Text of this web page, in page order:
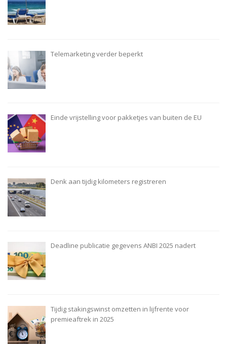
Telemarketing verder beperkt
Einde vrijstelling voor pakketjes van buiten de EU
Denk aan tijdig kilometers registreren
Deadline publicatie gegevens ANBI 2025 nadert
Tijdig stakingswinst omzetten in lijfrente voor
premieaftrek in 2025